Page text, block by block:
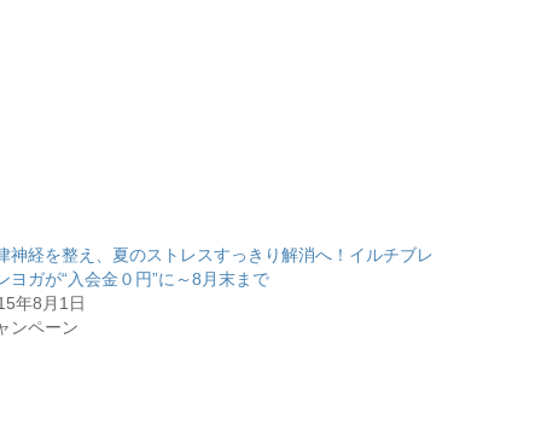
神経を整え、夏のストレスすっきり解消へ！イルチブレ
ヨガが“入会金０円”に～8月末まで
年8月1日
ンペーン